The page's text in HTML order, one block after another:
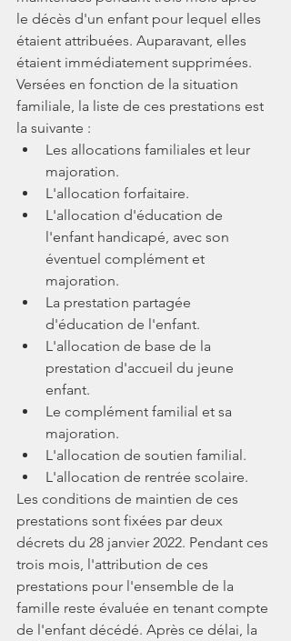
le décès d'un enfant pour lequel elles
étaient attribuées. Auparavant, elles
étaient immédiatement supprimées.
Versées en fonction de la situation
familiale, la liste de ces prestations est
la suivante :
Les allocations familiales et leur
majoration.
L'allocation forfaitaire.
L'allocation d'éducation de
l'enfant handicapé, avec son
éventuel complément et
majoration.
La prestation partagée
d'éducation de l'enfant.
L'allocation de base de la
prestation d'accueil du jeune
enfant.
Le complément familial et sa
majoration.
L'allocation de soutien familial.
L'allocation de rentrée scolaire.
Les conditions de maintien de ces
prestations sont fixées par deux
décrets du 28 janvier 2022. Pendant ces
trois mois, l'attribution de ces
prestations pour l'ensemble de la
famille reste évaluée en tenant compte
de l'enfant décédé. Après ce délai, la